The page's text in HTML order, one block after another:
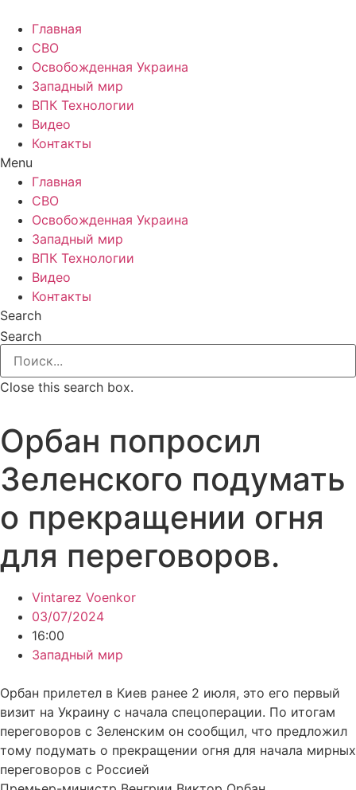
Главная
СВО
Освобожденная Украина
Западный мир
ВПК Технологии
Видео
Контакты
Menu
Главная
СВО
Освобожденная Украина
Западный мир
ВПК Технологии
Видео
Контакты
Search
Search
Close this search box.
Орбан попросил
Зеленского подумать
о прекращении огня
для переговоров.
Vintarez Voenkor
03/07/2024
16:00
Западный мир
Орбан прилетел в Киев ранее 2 июля, это его первый
визит на Украину с начала спецоперации. По итогам
переговоров с Зеленским он сообщил, что предложил
тому подумать о прекращении огня для начала мирных
переговоров с Россией